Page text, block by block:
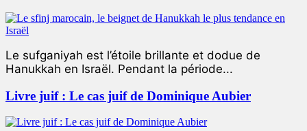
Le sufganiyah est l’étoile brillante et dodue de
Hanukkah en Israël. Pendant la période...
Livre juif : Le cas juif de Dominique Aubier